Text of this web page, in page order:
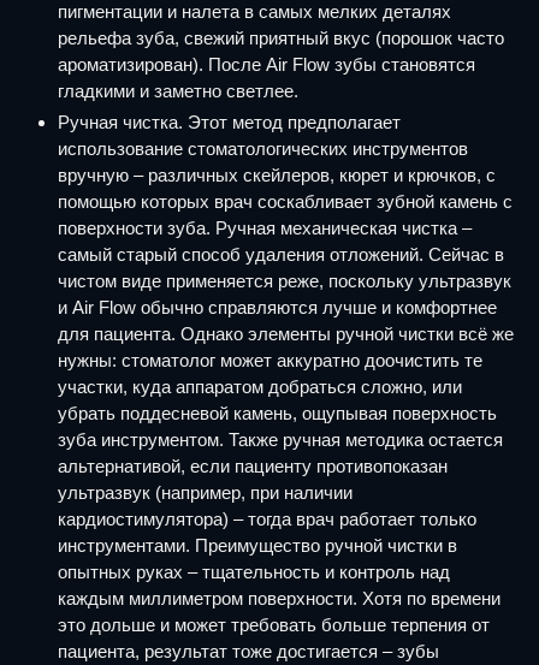
пигментации и налета в самых мелких деталях
рельефа зуба, свежий приятный вкус (порошок часто
ароматизирован). После Air Flow зубы становятся
гладкими и заметно светлее.
Ручная чистка. Этот метод предполагает
использование стоматологических инструментов
вручную – различных скейлеров, кюрет и крючков, с
помощью которых врач соскабливает зубной камень с
поверхности зуба. Ручная механическая чистка –
самый старый способ удаления отложений. Сейчас в
чистом виде применяется реже, поскольку ультразвук
и Air Flow обычно справляются лучше и комфортнее
для пациента. Однако элементы ручной чистки всё же
нужны: стоматолог может аккуратно доочистить те
участки, куда аппаратом добраться сложно, или
убрать поддесневой камень, ощупывая поверхность
зуба инструментом. Также ручная методика остается
альтернативой, если пациенту противопоказан
ультразвук (например, при наличии
кардиостимулятора) – тогда врач работает только
инструментами. Преимущество ручной чистки в
опытных руках – тщательность и контроль над
каждым миллиметром поверхности. Хотя по времени
это дольше и может требовать больше терпения от
пациента, результат тоже достигается – зубы